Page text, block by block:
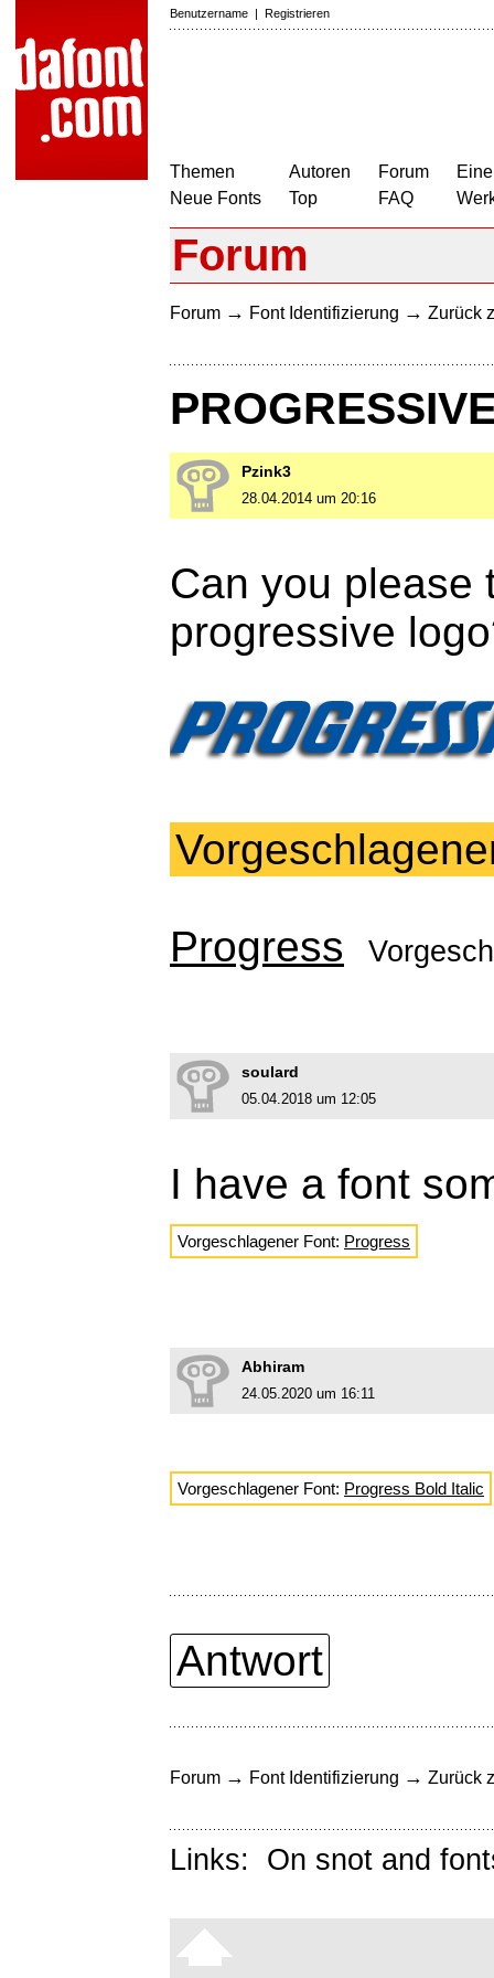
Benutzername | Registrieren
Themen
Neue Fonts
Autoren
Top
Forum
FAQ
Forum
Forum → Font Identifizierung → Zurück
Pzink3
28.04.2014 um 20:16
Can you please
progressive
Progress
soulard
05.04.2018 um 12:05
I have a font
Vorgeschlagener Font: Progress
Abhiram
24.05.2020 um 16:11
Vorgeschlagener Font: Progress Bold Italic
Antwort
Forum → Font Identifizierung → Zurück
Links: On snot and